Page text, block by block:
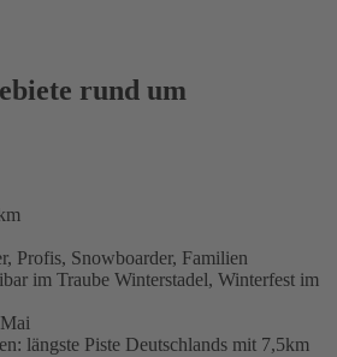
rund um
Profis, Snowboarder, Familien
im Traube Winterstadel, Winterfest im
längste Piste Deutschlands mit 7,5km